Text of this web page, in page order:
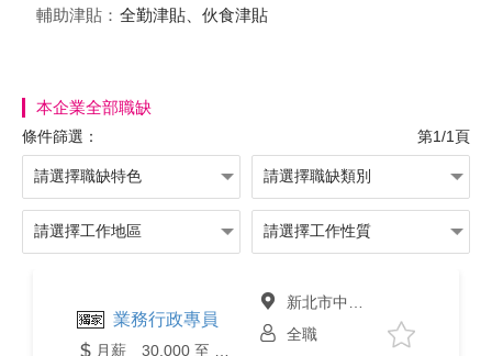
輔助津貼： 全勤津貼、伙食津貼
本企業全部職缺
條件篩選： 第1/1頁
業務行政專員
新北市中和區
全職